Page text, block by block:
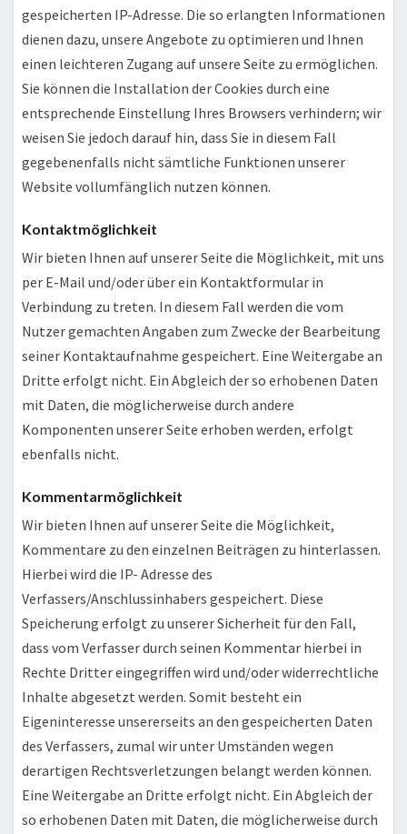
gespeicherten IP-Adresse. Die so erlangten Informationen
dienen dazu, unsere Angebote zu optimieren und Ihnen
einen leichteren Zugang auf unsere Seite zu ermöglichen.
Sie können die Installation der Cookies durch eine
entsprechende Einstellung Ihres Browsers verhindern; wir
weisen Sie jedoch darauf hin, dass Sie in diesem Fall
gegebenenfalls nicht sämtliche Funktionen unserer
Website vollumfänglich nutzen können.
Kontaktmöglichkeit
Wir bieten Ihnen auf unserer Seite die Möglichkeit, mit uns
per E-Mail und/oder über ein Kontaktformular in
Verbindung zu treten. In diesem Fall werden die vom
Nutzer gemachten Angaben zum Zwecke der Bearbeitung
seiner Kontaktaufnahme gespeichert. Eine Weitergabe an
Dritte erfolgt nicht. Ein Abgleich der so erhobenen Daten
mit Daten, die möglicherweise durch andere
Komponenten unserer Seite erhoben werden, erfolgt
ebenfalls nicht.
Kommentarmöglichkeit
Wir bieten Ihnen auf unserer Seite die Möglichkeit,
Kommentare zu den einzelnen Beiträgen zu hinterlassen.
Hierbei wird die IP- Adresse des
Verfassers/Anschlussinhabers gespeichert. Diese
Speicherung erfolgt zu unserer Sicherheit für den Fall,
dass vom Verfasser durch seinen Kommentar hierbei in
Rechte Dritter eingegriffen wird und/oder widerrechtliche
Inhalte abgesetzt werden. Somit besteht ein
Eigeninteresse unsererseits an den gespeicherten Daten
des Verfassers, zumal wir unter Umständen wegen
derartigen Rechtsverletzungen belangt werden können.
Eine Weitergabe an Dritte erfolgt nicht. Ein Abgleich der
so erhobenen Daten mit Daten, die möglicherweise durch